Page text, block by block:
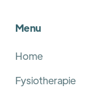
Menu
Home
Fysiotherapie